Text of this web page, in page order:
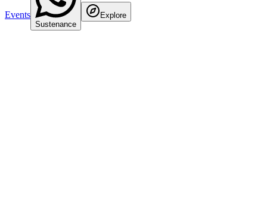
Events
Sustenance
Explore